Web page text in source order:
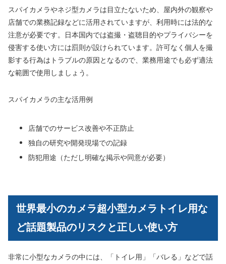
スパイカメラやネジ型カメラは目立たないため、屋内外の観察や
店舗での業務記録などに活用されていますが、利用時には法的な
注意が必要です。日本国内では盗撮・盗聴目的やプライバシーを
侵害する使い方には罰則が設けられています。許可なく個人を撮
影する行為はトラブルの原因となるので、業務用途でも必ず適法
な範囲で使用しましょう。
スパイカメラの主な活用例
店舗でのサービス改善や不正防止
独自の研究や開発現場での記録
防犯用途（ただし明確な掲示や同意が必要）
世界最小のカメラ超小型カメラトイレ用な
ど話題製品のリスクと正しい使い方
非常に小型なカメラの中には、「トイレ用」「バレる」などで話